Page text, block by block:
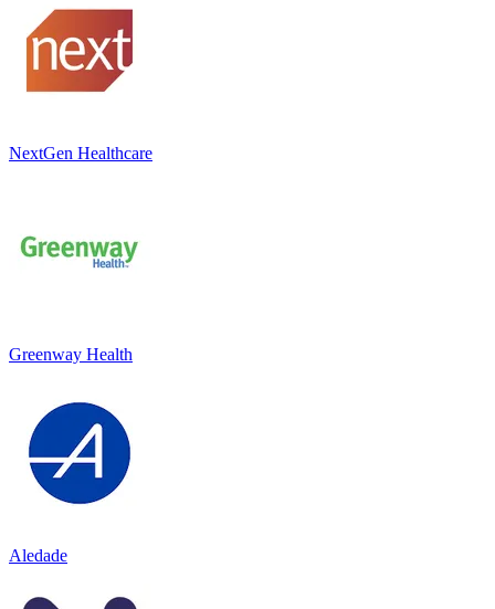
NextGen Healthcare
Greenway Health
Aledade